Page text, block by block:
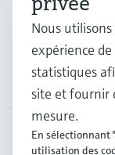
Support
Société
Nous
expérience
statistiques
site et fournir
mesure.
En sélectionnant
utilisation des